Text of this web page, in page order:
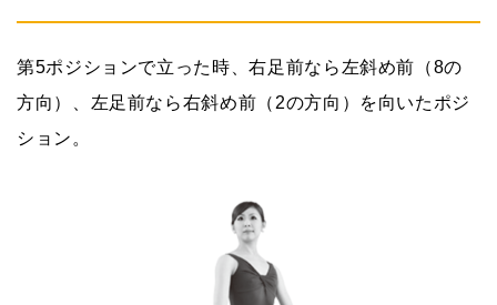
第5ポジションで立った時、右足前なら左斜め前（8の
方向）、左足前なら右斜め前（2の方向）を向いたポジ
ション。